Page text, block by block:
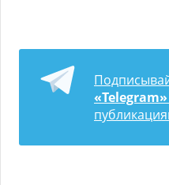
«Telegram»